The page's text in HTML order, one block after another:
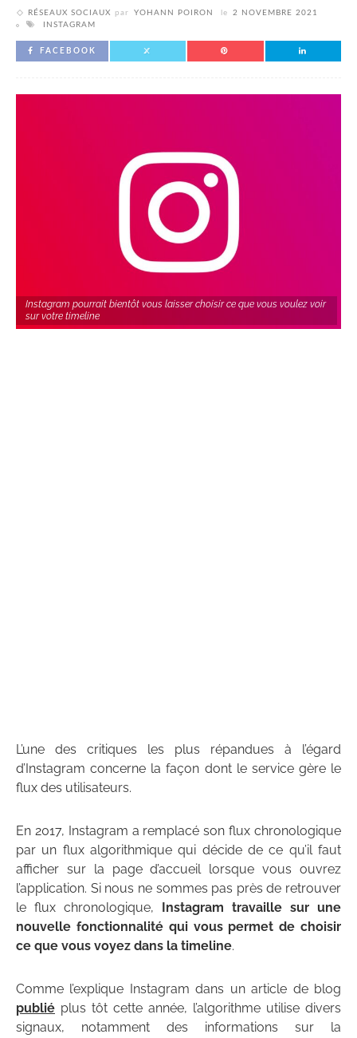
RÉSEAUX SOCIAUX par YOHANN POIRON le
2 NOVEMBRE 2021
INSTAGRAM
FACEBOOK
Instagram pourrait bientôt vous laisser choisir ce que vous voulez voir
sur votre timeline
L’une des critiques les plus répandues à l’égard
d’Instagram concerne la façon dont le service gère le
flux des utilisateurs.
En 2017, Instagram a remplacé son flux chronologique
par un flux algorithmique qui décide de ce qu’il faut
afficher sur la page d’accueil lorsque vous ouvrez
l’application. Si nous ne sommes pas près de retrouver
le flux chronologique,
Instagram travaille sur une
nouvelle fonctionnalité qui vous permet de choisir
ce que vous voyez dans la timeline.
Comme l’explique Instagram dans un article de blog
publié plus tôt cette année, l’algorithme utilise divers
signaux, notamment des informations sur la